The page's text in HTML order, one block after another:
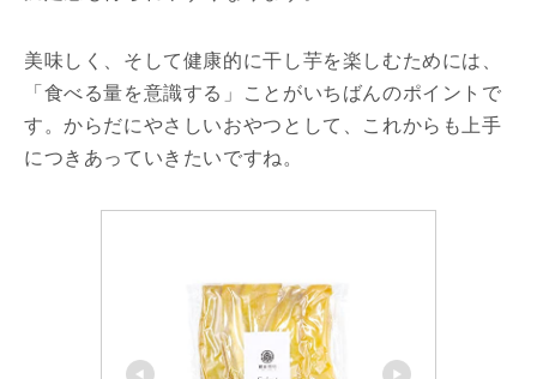
美味しく、そして健康的に干し芋を楽しむためには、
「食べる量を意識する」ことがいちばんのポイントで
す。からだにやさしいおやつとして、これからも上手
につきあっていきたいですね。